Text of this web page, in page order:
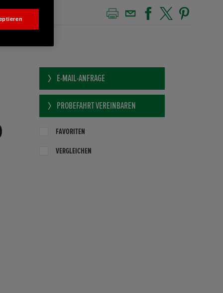
E-MAIL-ANFRAGE
PROBEFAHRT VEREINBAREN
FAVORITEN
VERGLEICHEN